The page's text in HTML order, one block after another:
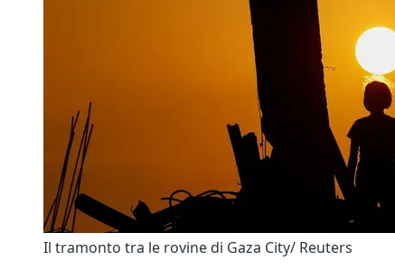
Il tramonto tra le rovine di Gaza City/ Reuters